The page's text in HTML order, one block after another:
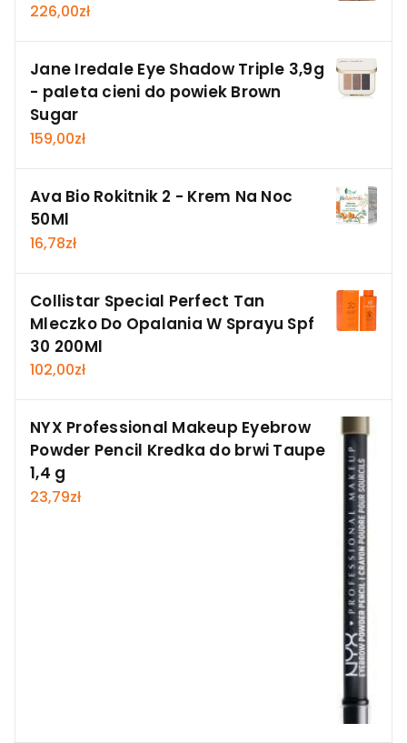
226,00zł
Jane Iredale Eye Shadow Triple 3,9g
- paleta cieni do powiek Brown
Sugar
159,00zł
Ava Bio Rokitnik 2 - Krem Na Noc
50Ml
16,78zł
Collistar Special Perfect Tan
Mleczko Do Opalania W Sprayu Spf
30 200Ml
102,00zł
NYX Professional Makeup Eyebrow
Powder Pencil Kredka do brwi Taupe
1,4 g
23,79zł